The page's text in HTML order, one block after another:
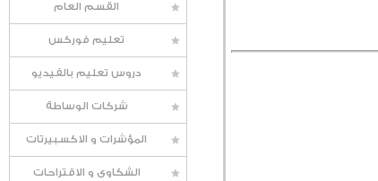
القسم العام
تعليم فوركس
دروس تعليم بالفيديو
شركات الوساطة
المؤشرات و الاكسبيرتات
الشكاوى و الاقتراحات